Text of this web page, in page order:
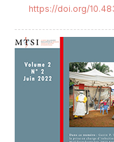
https://doi.org/